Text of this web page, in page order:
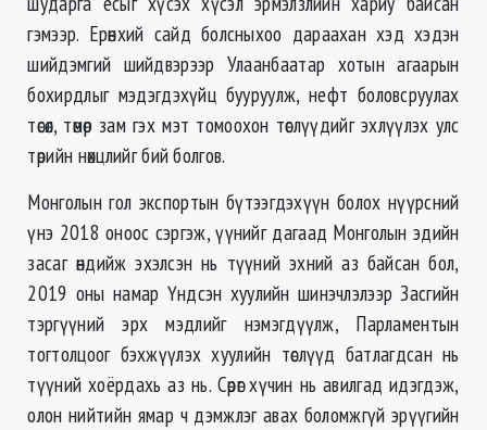
гэмээр. Ерөнхий сайд болсныхоо дараахан хэд хэдэн
шийдэмгий шийдвэрээр Улаанбаатар хотын агаарын
бохирдлыг мэдэгдэхүйц бууруулж, нефт боловсруулах
төсөл, төмөр зам гэх мэт томоохон төслүүдийг эхлүүлэх улс
төрийн нөхцлийг бий болгов.
Монголын гол экспортын бүтээгдэхүүн болох нүүрсний
үнэ 2018 оноос сэргэж, үүнийг дагаад Монголын эдийн
засаг өндийж эхэлсэн нь түүний эхний аз байсан бол,
2019 оны намар Үндсэн хуулийн шинэчлэлээр Засгийн
тэргүүний эрх мэдлийг нэмэгдүүлж, Парламентын
тогтолцоог бэхжүүлэх хуулийн төслүүд батлагдсан нь
түүний хоёрдахь аз нь. Сөрөг хүчин нь авилгад идэгдэж,
олон нийтийн ямар ч дэмжлэг авах боломжгүй эрүүгийн